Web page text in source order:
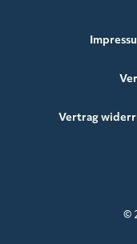
Vertrag
©